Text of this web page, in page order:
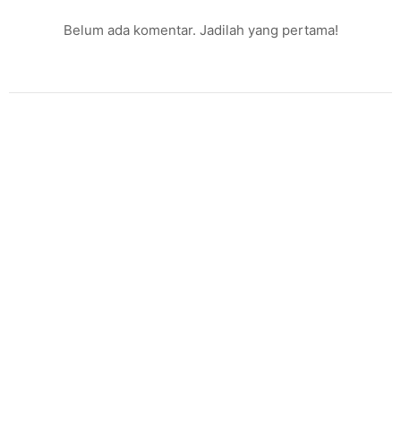
Belum ada komentar. Jadilah yang pertama!